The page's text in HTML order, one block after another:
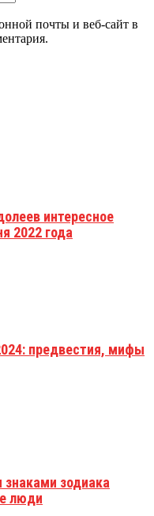
почты и веб-сайт в
интересное
2022 года
предвестия, мифы
зодиака
люди